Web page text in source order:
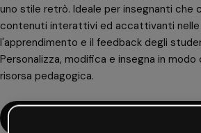
uno stile retrò. Ideale per insegnanti che
contenuti interattivi ed accattivanti nelle
l'apprendimento e il feedback degli
Personalizza, modifica e insegna in
risorsa pedagogica.